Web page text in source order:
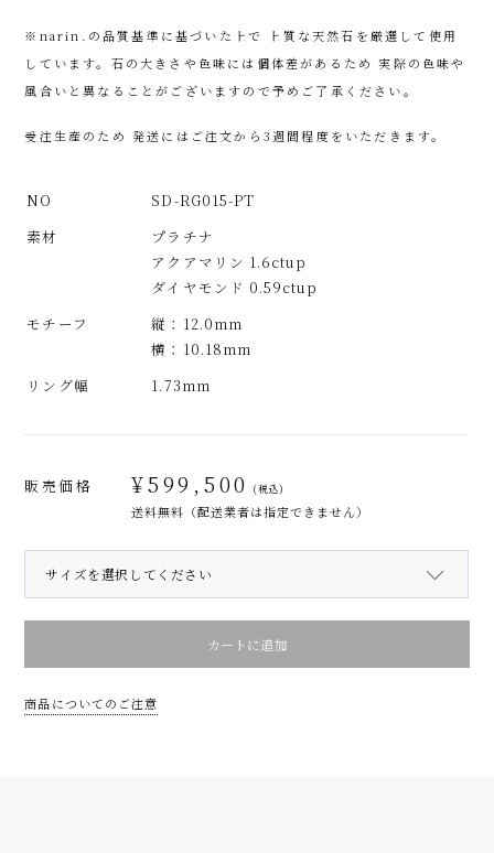
※narin.の品質基準に基づいた上で 上質な天然石を厳選して使用
しています。石の大きさや色味には個体差があるため 実際の色味や
風合いと異なることがございますので予めご了承ください。
受注生産のため 発送にはご注文から3週間程度をいただきます。
NO
SD-RG015-PT
素材
プラチナ
アクアマリン 1.6ctup
ダイヤモンド 0.59ctup
モチーフ
縦：12.0mm
横：10.18mm
リング幅
1.73mm
販売価格 ¥599,500 (税込)
送料無料（配送業者は指定できません）
個
カートに追加
商品についてのご注意